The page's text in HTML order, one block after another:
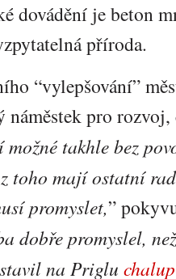
dovádění je beton
příroda.
“vylepšování”
pro rozvoj,
možné takhle bez
toho mají ostatní
promyslet,”
dobře promyslel,
na Priglu